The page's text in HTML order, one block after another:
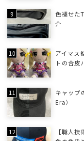
色褪せた
介
アイマス
トの合皮
キャップ
Era）
【職人